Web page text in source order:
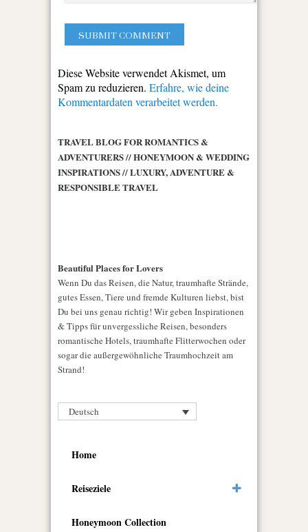
Diese Website verwendet Akismet, um
Spam zu reduzieren. Erfahre, wie deine
Kommentardaten verarbeitet werden.
TRAVEL BLOG FOR ROMANTICS &
ADVENTURERS // HONEYMOON & WEDDING
INSPIRATIONS // LUXURY, ADVENTURE &
RESPONSIBLE TRAVEL
Beautiful Places for Lovers
Wenn Du das Reisen, die Natur, traumhafte Strände,
gutes Essen, Tiere und fremde Kulturen liebst, bist
Du bei uns genau richtig! Wir geben Inspirationen
& Tipps für unvergessliche Reisen, besonders
romantische Hotels, traumhafte Flitterwochen oder
sogar die außergewöhnliche Traumhochzeit am
Strand!
Deutsch
Home
Reiseziele
Honeymoon Collection